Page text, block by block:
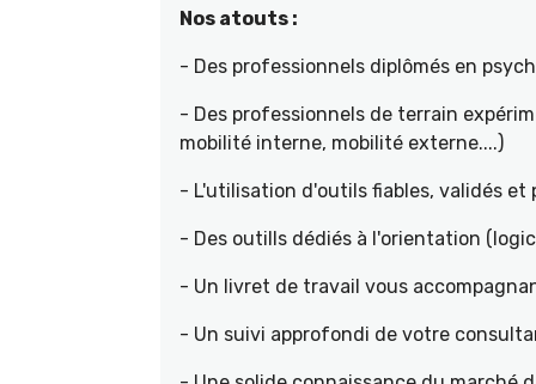
Nos atouts :
- Des professionnels diplômés en
- Des professionnels de terrain
mobilité interne, mobilité externe....)
- L'utilisation d'outils fiables, validés et
- Des outills dédiés à l'orientation
- Un livret de travail vous
- Un suivi approfondi de votre